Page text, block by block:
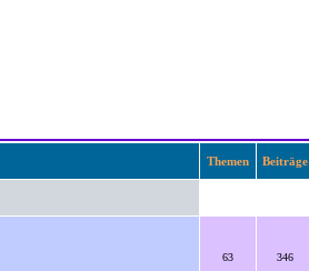
Themen Beiträge
63 346